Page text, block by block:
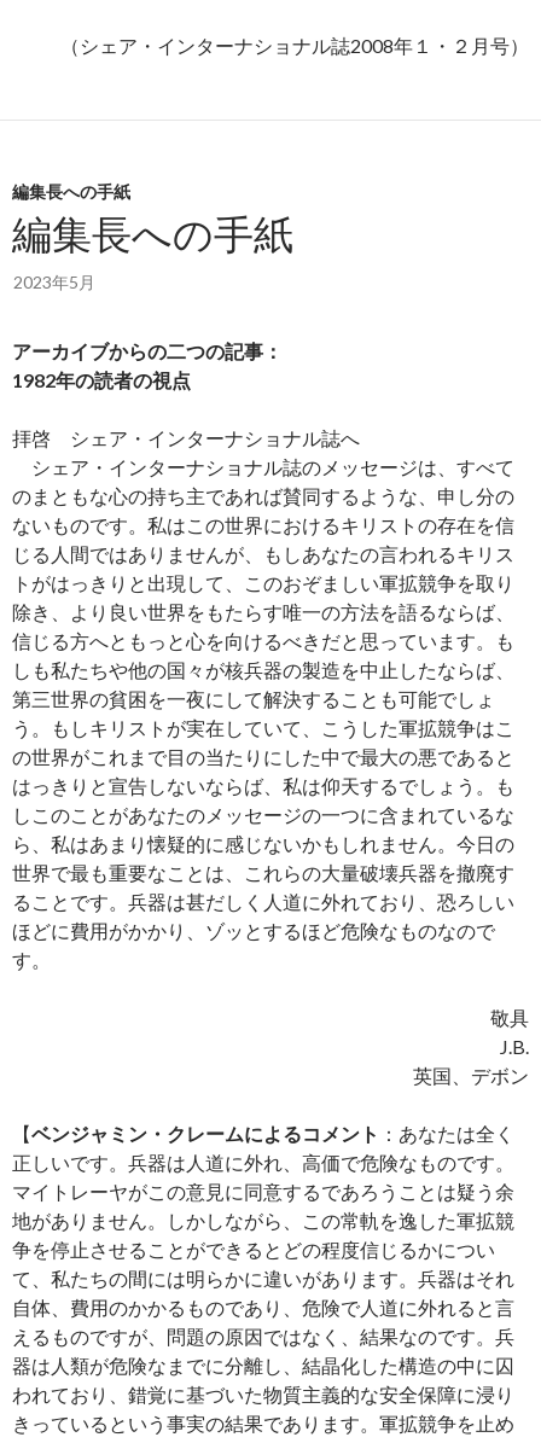
（シェア・インターナショナル誌2008年１・２月号）
編集長への手紙
編集長への手紙
2023年5月
アーカイブからの二つの記事：
1982年の読者の視点
拝啓 シェア・インターナショナル誌へ
シェア・インターナショナル誌のメッセージは、すべて
のまともな心の持ち主であれば賛同するような、申し分の
ないものです。私はこの世界におけるキリストの存在を信
じる人間ではありませんが、もしあなたの言われるキリス
トがはっきりと出現して、このおぞましい軍拡競争を取り
除き、より良い世界をもたらす唯一の方法を語るならば、
信じる方へともっと心を向けるべきだと思っています。も
しも私たちや他の国々が核兵器の製造を中止したならば、
第三世界の貧困を一夜にして解決することも可能でしょ
う。もしキリストが実在していて、こうした軍拡競争はこ
の世界がこれまで目の当たりにした中で最大の悪であると
はっきりと宣告しないならば、私は仰天するでしょう。も
しこのことがあなたのメッセージの一つに含まれているな
ら、私はあまり懐疑的に感じないかもしれません。今日の
世界で最も重要なことは、これらの大量破壊兵器を撤廃す
ることです。兵器は甚だしく人道に外れており、恐ろしい
ほどに費用がかかり、ゾッとするほど危険なものなので
す。
敬具
J.B.
英国、デボン
【ベンジャミン・クレームによるコメント ：あなたは全く
正しいです。兵器は人道に外れ、高価で危険なものです。
マイトレーヤがこの意見に同意するであろうことは疑う余
地がありません。しかしながら、この常軌を逸した軍拡競
争を停止させることができるとどの程度信じるかについ
て、私たちの間には明らかに違いがあります。兵器はそれ
自体、費用のかかるものであり、危険で人道に外れると言
えるものですが、問題の原因ではなく、結果なのです。兵
器は人類が危険なまでに分離し、結晶化した構造の中に囚
われており、錯覚に基づいた物質主義的な安全保障に浸り
きっているという事実の結果であります。軍拡競争を止め